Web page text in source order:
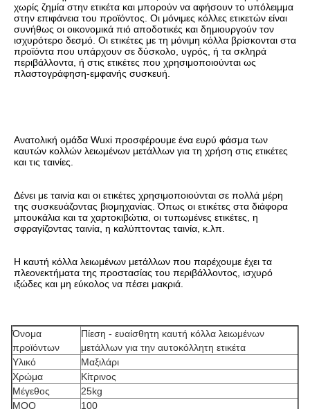
χωρίς ζημία στην ετικέτα και μπορούν να αφήσουν το υπόλειμμα
στην επιφάνεια του προϊόντος. Οι μόνιμες κόλλες ετικετών είναι
συνήθως οι οικονομικά πιό αποδοτικές και δημιουργούν τον
ισχυρότερο δεσμό. Οι ετικέτες με τη μόνιμη κόλλα βρίσκονται στα
προϊόντα που υπάρχουν σε δύσκολο, υγρός, ή τα σκληρά
περιβάλλοντα, ή στις ετικέτες που χρησιμοποιούνται ως
πλαστογράφηση-εμφανής συσκευή.
Ανατολική ομάδα Wuxi προσφέρουμε ένα ευρύ φάσμα των
καυτών κολλών λειωμένων μετάλλων για τη χρήση στις ετικέτες
και τις ταινίες.
Δένει με ταινία και οι ετικέτες χρησιμοποιούνται σε πολλά μέρη
της συσκευάζοντας βιομηχανίας. Όπως οι ετικέτες στα διάφορα
μπουκάλια και τα χαρτοκιβώτια, οι τυπωμένες ετικέτες, η
σφραγίζοντας ταινία, η καλύπτοντας ταινία, κ.λπ.
Η καυτή κόλλα λειωμένων μετάλλων που παρέχουμε έχει τα
πλεονεκτήματα της προστασίας του περιβάλλοντος, ισχυρό
ιξώδες και μη εύκολος να πέσει μακριά.
Όνομα
προϊόντων
Πίεση - ευαίσθητη καυτή κόλλα λειωμένων
μετάλλων για την αυτοκόλλητη ετικέτα
Υλικό
Μαξιλάρι
Χρώμα
Κίτρινος
Μέγεθος
25kg
MOQ
100